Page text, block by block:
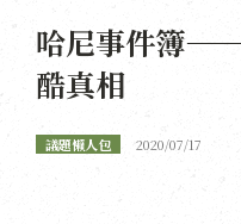
哈尼事件簿
酷真相
議題懶人包 2020/07/17